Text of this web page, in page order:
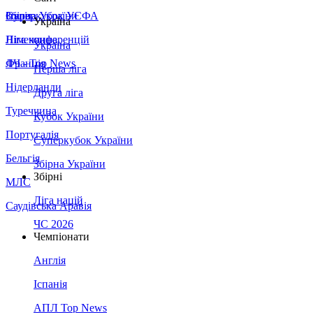
Збірна України
Італія
Німеччина
Франція
Нідерланди
Туреччина
Португалія
Бельгія
МЛС
Саудівська Аравія
Суперкубок УЄФА
Ліга конференцій
ЛЧ - Top News
Україна
Україна
Перша ліга
Друга ліга
Кубок України
Суперкубок України
Збірна України
Збірні
Ліга націй
ЧС 2026
Чемпіонати
Англія
Іспанія
АПЛ Top News